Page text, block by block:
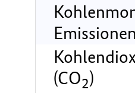
(CO2)